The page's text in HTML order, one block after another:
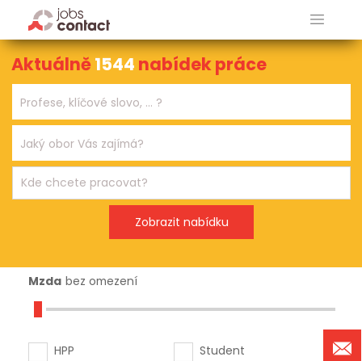
Aktuálně1544 nabídek práce
Mzda bez omezení
HPP
Student